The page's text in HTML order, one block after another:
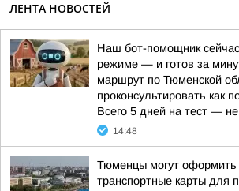
ЛЕНТА НОВОСТЕЙ
Наш бот-помощник
режиме — и готов за
маршрут по Тюменской
проконсультировать как
Всего 5 дней на тест —
14:48
Тюменцы могут оформить
транспортные карты для